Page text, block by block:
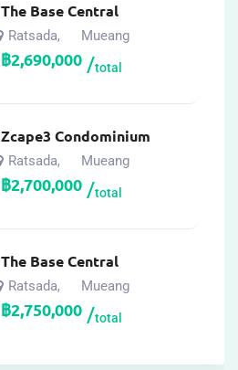
The Base Central
Ratsada, Mueang
฿2,690,000 total
Zcape3 Condominium
Ratsada, Mueang
฿2,700,000 total
The Base Central
Ratsada, Mueang
฿2,750,000 total